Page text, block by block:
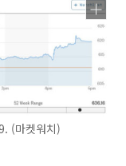
(마켓워치)